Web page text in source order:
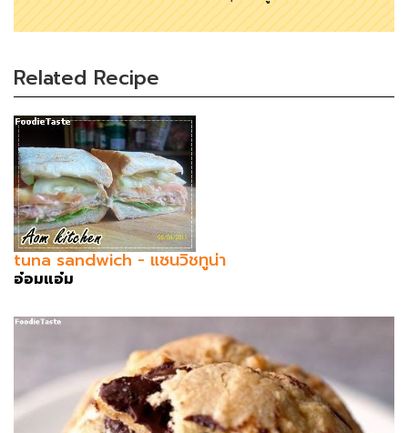
Related Recipe
tuna sandwich - แซนวิชทูน่า
อ๋อมแอ๋ม